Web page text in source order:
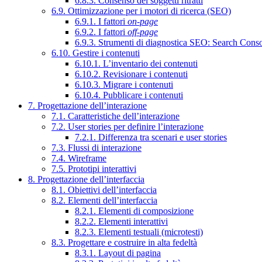
6.9. Ottimizzazione per i motori di ricerca (SEO)
6.9.1. I fattori on-page
6.9.2. I fattori off-page
6.9.3. Strumenti di diagnostica SEO: Search
6.10. Gestire i contenuti
6.10.1. L’inventario dei contenuti
6.10.2. Revisionare i contenuti
6.10.3. Migrare i contenuti
6.10.4. Pubblicare i contenuti
7. Progettazione dell’interazione
7.1. Caratteristiche dell’interazione
7.2. User stories per definire l’interazione
7.2.1. Differenza tra scenari e user stories
7.3. Flussi di interazione
7.4. Wireframe
7.5. Prototipi interattivi
8. Progettazione dell’interfaccia
8.1. Obiettivi dell’interfaccia
8.2. Elementi dell’interfaccia
8.2.1. Elementi di composizione
8.2.2. Elementi interattivi
8.2.3. Elementi testuali (microtesti)
8.3. Progettare e costruire in alta fedeltà
8.3.1. Layout di pagina